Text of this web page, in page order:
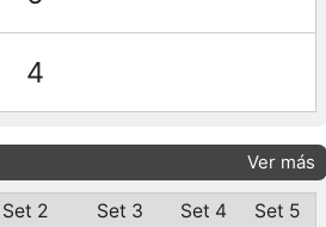
4
Ver más
Set 2 Set 3 Set 4 Set 5